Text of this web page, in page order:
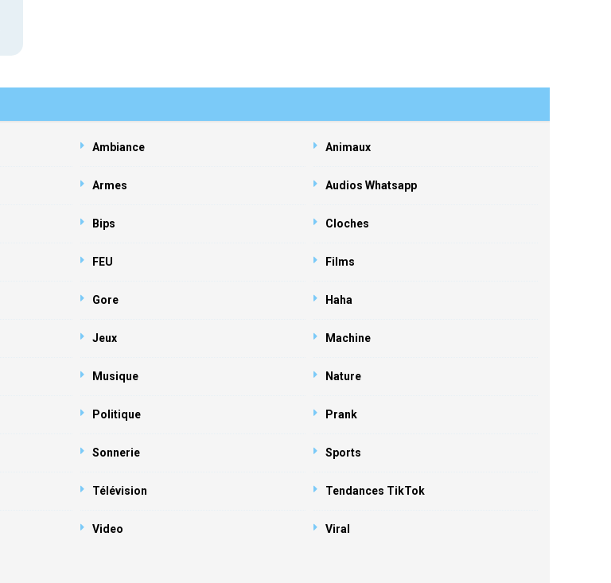
Ambiance Animaux
Armes Audios Whatsapp
Bips Cloches
FEU Films
Gore Haha
Jeux Machine
Musique Nature
Politique Prank
Sonnerie Sports
Télévision Tendances TikTok
Video Viral